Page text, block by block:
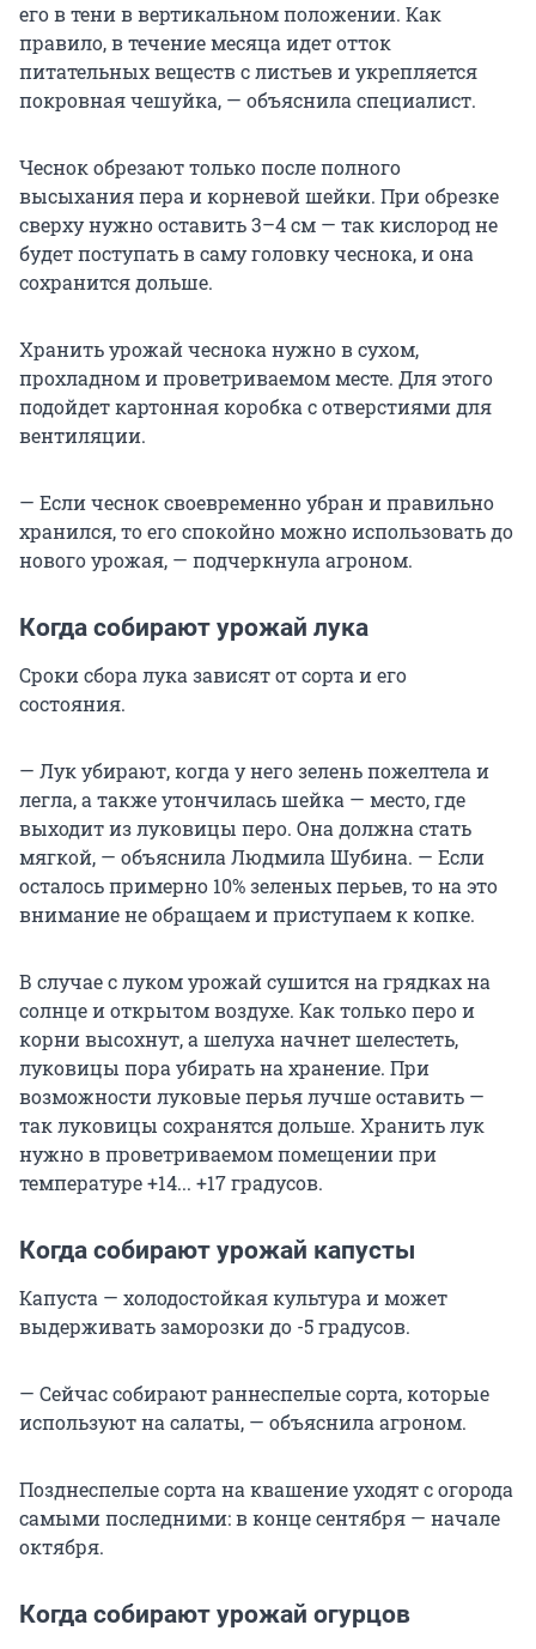
его в тени в вертикальном положении. Как
правило, в течение месяца идет отток
питательных веществ с листьев и укрепляется
покровная чешуйка, — объяснила специалист.
Чеснок обрезают только после полного
высыхания пера и корневой шейки. При обрезке
сверху нужно оставить 3–4 см — так кислород не
будет поступать в саму головку чеснока, и она
сохранится дольше.
Хранить урожай чеснока нужно в сухом,
прохладном и проветриваемом месте. Для этого
подойдет картонная коробка с отверстиями для
вентиляции.
— Если чеснок своевременно убран и правильно
хранился, то его спокойно можно использовать до
нового урожая, — подчеркнула агроном.
Когда собирают урожай лука
Сроки сбора лука зависят от сорта и его
состояния.
— Лук убирают, когда у него зелень пожелтела и
легла, а также утончилась шейка — место, где
выходит из луковицы перо. Она должна стать
мягкой, — объяснила Людмила Шубина. — Если
осталось примерно 10% зеленых перьев, то на это
внимание не обращаем и приступаем к копке.
В случае с луком урожай сушится на грядках на
солнце и открытом воздухе. Как только перо и
корни высохнут, а шелуха начнет шелестеть,
луковицы пора убирать на хранение. При
возможности луковые перья лучше оставить —
так луковицы сохранятся дольше. Хранить лук
нужно в проветриваемом помещении при
температуре +14... +17 градусов.
Когда собирают урожай капусты
Капуста — холодостойкая культура и может
выдерживать заморозки до -5 градусов.
— Сейчас собирают раннеспелые сорта, которые
используют на салаты, — объяснила агроном.
Позднеспелые сорта на квашение уходят с огорода
самыми последними: в конце сентября — начале
октября.
Когда собирают урожай огурцов